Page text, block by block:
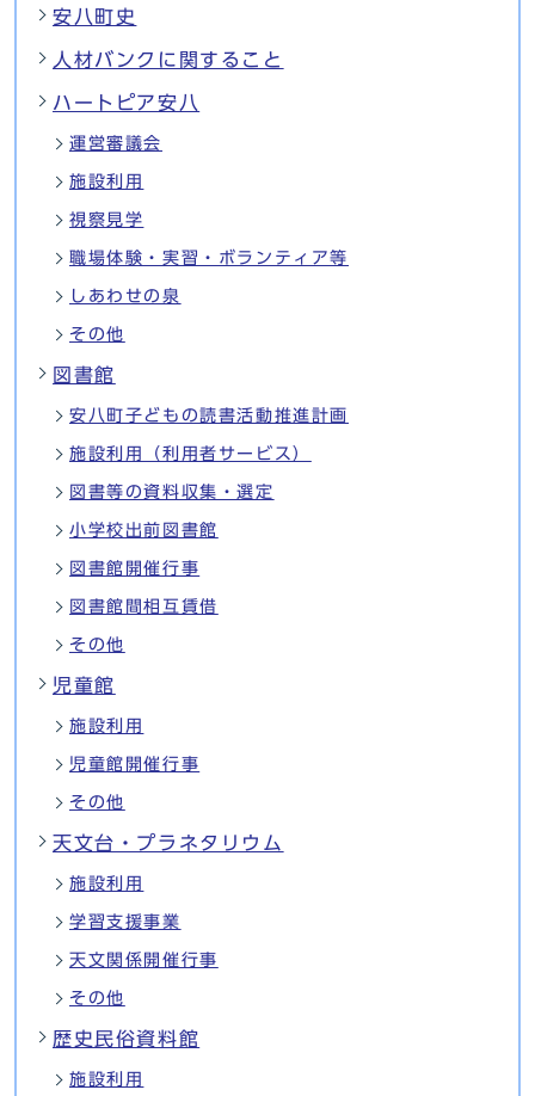
安八町史
人材バンクに関すること
ハートピア安八
運営審議会
施設利用
視察見学
職場体験・実習・ボランティア等
しあわせの泉
その他
図書館
安八町子どもの読書活動推進計画
施設利用（利用者サービス）
図書等の資料収集・選定
小学校出前図書館
図書館開催行事
図書館間相互賃借
その他
児童館
施設利用
児童館開催行事
その他
天文台・プラネタリウム
施設利用
学習支援事業
天文関係開催行事
その他
歴史民俗資料館
施設利用